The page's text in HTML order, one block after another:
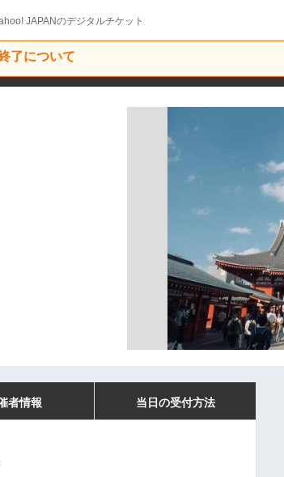
JAPANのデジタルチケット
了について
者情報 当日の受付方法